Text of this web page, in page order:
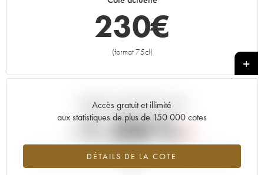
230€
(format 75cl)
+
Accès gratuit et illimité
aux statistiques de plus de 150 000 cotes
DÉTAILS DE LA COTE
Tendance actuelle de la cote
-1.06%
Tendance à la baisse du millésime 1982 en 2026 par rapport à